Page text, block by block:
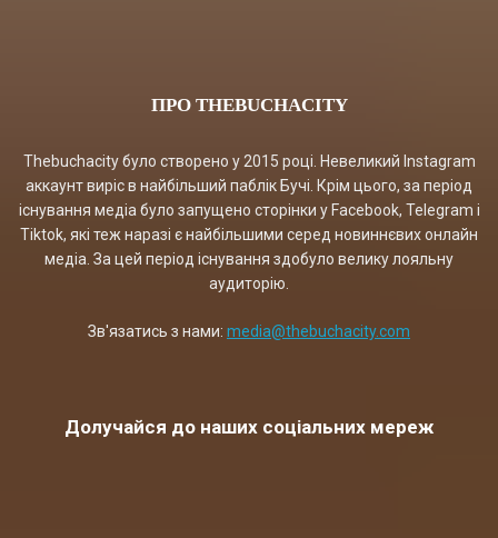
ПРО THEBUCHACITY
Thebuchacity було створено у 2015 році. Невеликий Instagram
аккаунт виріс в найбільший паблік Бучі. Крім цього, за період
існування медіа було запущено сторінки у Facebook, Telegram і
Tiktok, які теж наразі є найбільшими серед новиннєвих онлайн
медіа. За цей період існування здобуло велику лояльну
аудиторію.
Зв'язатись з нами: media@thebuchacity.com
Долучайся до наших соціальних мереж